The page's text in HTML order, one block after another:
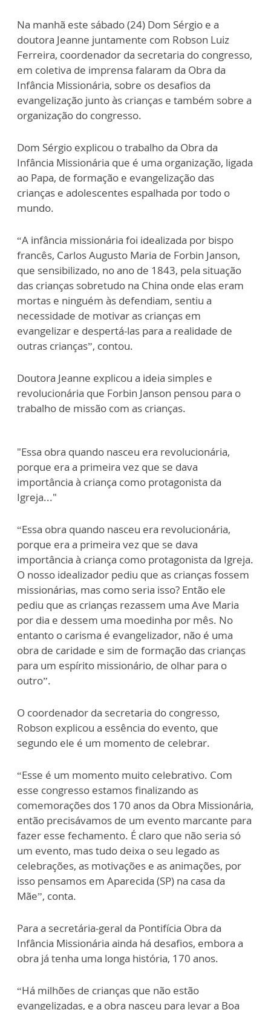
Na manhã este sábado (24) Dom Sérgio e a
doutora Jeanne juntamente com Robson Luiz
Ferreira, coordenador da secretaria do congresso,
em coletiva de imprensa falaram da Obra da
Infância Missionária, sobre os desafios da
evangelização junto às crianças e também sobre a
organização do congresso.
Dom Sérgio explicou o trabalho da Obra da
Infância Missionária que é uma organização, ligada
ao Papa, de formação e evangelização das
crianças e adolescentes espalhada por todo o
mundo.
“A infância missionária foi idealizada por bispo
francês, Carlos Augusto Maria de Forbin Janson,
que sensibilizado, no ano de 1843, pela situação
das crianças sobretudo na China onde elas eram
mortas e ninguém às defendiam, sentiu a
necessidade de motivar as crianças em
evangelizar e despertá-las para a realidade de
outras crianças”, contou.
Doutora Jeanne explicou a ideia simples e
revolucionária que Forbin Janson pensou para o
trabalho de missão com as crianças.
"Essa obra quando nasceu era revolucionária,
porque era a primeira vez que se dava
importância à criança como protagonista da
Igreja..."
“Essa obra quando nasceu era revolucionária,
porque era a primeira vez que se dava
importância à criança como protagonista da Igreja.
O nosso idealizador pediu que as crianças fossem
missionárias, mas como seria isso? Então ele
pediu que as crianças rezassem uma Ave Maria
por dia e dessem uma moedinha por mês. No
entanto o carisma é evangelizador, não é uma
obra de caridade e sim de formação das crianças
para um espírito missionário, de olhar para o
outro”.
O coordenador da secretaria do congresso,
Robson explicou a essência do evento, que
segundo ele é um momento de celebrar.
“Esse é um momento muito celebrativo. Com
esse congresso estamos finalizando as
comemorações dos 170 anos da Obra Missionária,
então precisávamos de um evento marcante para
fazer esse fechamento. É claro que não seria só
um evento, mas tudo deixa o seu legado as
celebrações, as motivações e as animações, por
isso pensamos em Aparecida (SP) na casa da
Mãe”, conta.
Para a secretária-geral da Pontifícia Obra da
Infância Missionária ainda há desafios, embora a
obra já tenha uma longa história, 170 anos.
“Há milhões de crianças que não estão
evangelizadas, e a obra nasceu para levar a Boa